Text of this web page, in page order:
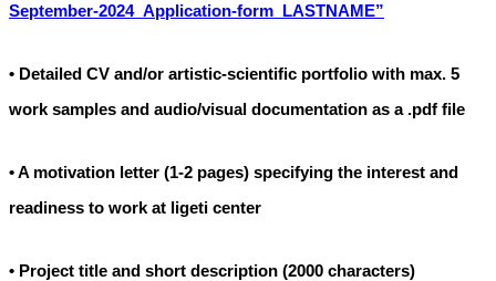
September-2024_Application-form_LASTNAME”
• Detailed CV and/or artistic-scientific portfolio with max. 5
work samples and audio/visual documentation as a .pdf file
• A motivation letter (1-2 pages) specifying the interest and
readiness to work at ligeti center
• Project title and short description (2000 characters)